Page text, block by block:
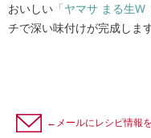
おいしい 「ヤマサ まる生
チで深い味付けが完成します
←メールにレシピ情報